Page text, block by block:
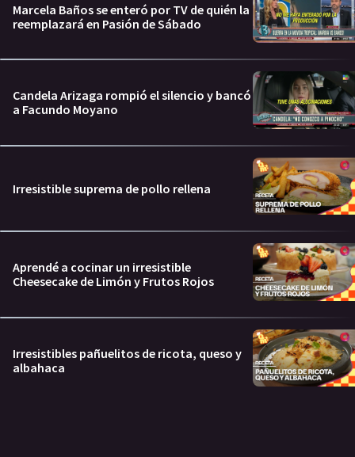
Marcela Baños se enteró por TV de quién la
reemplazará en Pasión de Sábado
Candela Arizaga rompió el silencio y bancó
a Facundo Moyano
Irresistible suprema de pollo rellena
Aprendé a cocinar un irresistible
Cheesecake de Limón y Frutos Rojos
Irresistibles pañuelitos de ricota, queso y
albahaca